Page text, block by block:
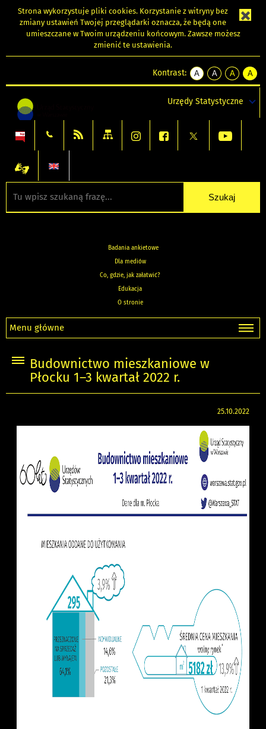
Strona wykorzystuje pliki cookies. Korzystanie z witryny bez
zmiany ustawień Twojej przeglądarki oznacza, że będą one
umieszczane w Twoim urządzeniu końcowym. Zawsze możesz
zmienić te ustawienia.
Kontrast:
A
kontrast
A
kontrast
tekst
czarnym
A
kontrast
tekst
czarnym
A
tekst
żółtym
Urzędy Statystyczne
Badania ankietowe
Dla mediów
Co, gdzie, jak załatwić?
Edukacja
O stronie
Menu główne
Budownictwo mieszkaniowe w
Płocku 1–3 kwartał 2022 r.
25.10.2022